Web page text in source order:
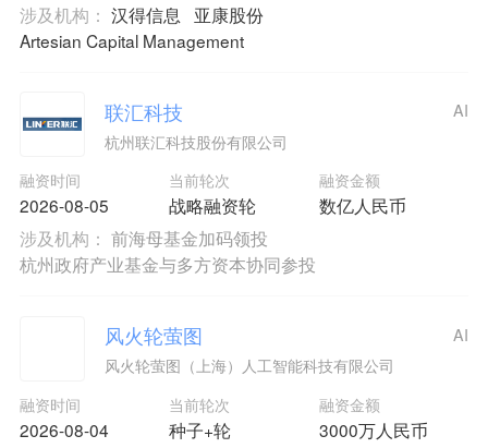
涉及机构： 汉得信息
亚康股份
Artesian Capital Management
联汇科技
杭州联汇科技股份有限公司
融资时间
2026-08-05
当前轮次
战略融资轮
融资金额
数亿人民币
AI
涉及机构： 前海母基金加码领投
杭州政府产业基金与多方资本协同参投
风火轮萤图
风火轮萤图（上海）人工智能科技有限公司
融资时间
2026-08-04
当前轮次
种子+轮
融资金额
3000万人民币
AI